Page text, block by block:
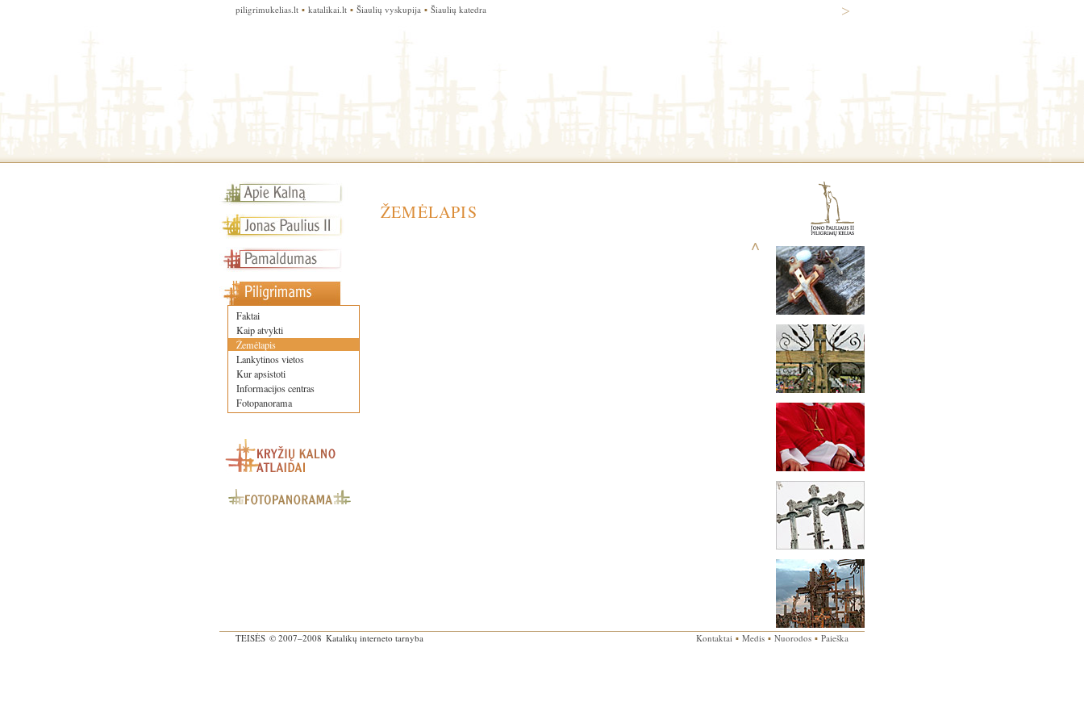
piligrimukelias.lt ▪ katalikai.lt ▪ Šiaulių vyskupija ▪ Šiaulių katedra
Faktai
Kaip atvykti
Žemėlapis
Lankytinos vietos
Kur apsistoti
Informacijos centras
Fotopanorama
ŽEMĖLAPIS
TEISĖS © 2007–2008 Katalikų interneto tarnyba Kontaktai ▪ Medis ▪ Nuorodos ▪ Paieška